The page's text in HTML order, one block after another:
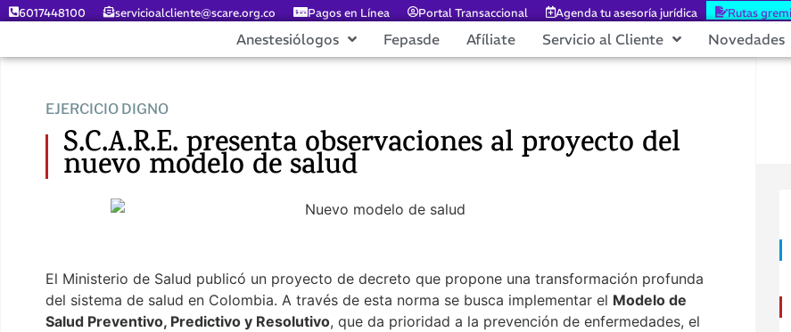
6017448100 servicioalcliente@scare.org.co Pagos en Línea Portal Transaccional Agenda tu asesoría jurídica Rutas
Anestesiólogos Fepasde Afíliate Servicio al Cliente Novedades
EJERCICIO DIGNO
S.C.A.R.E. presenta observaciones al proyecto del
nuevo modelo de salud
El Ministerio de Salud publicó un proyecto de decreto que propone una transformación profunda
del sistema de salud en Colombia. A través de esta norma se busca implementar el Modelo de
Salud Preventivo, Predictivo y Resolutivo, que da prioridad a la prevención de enfermedades, el